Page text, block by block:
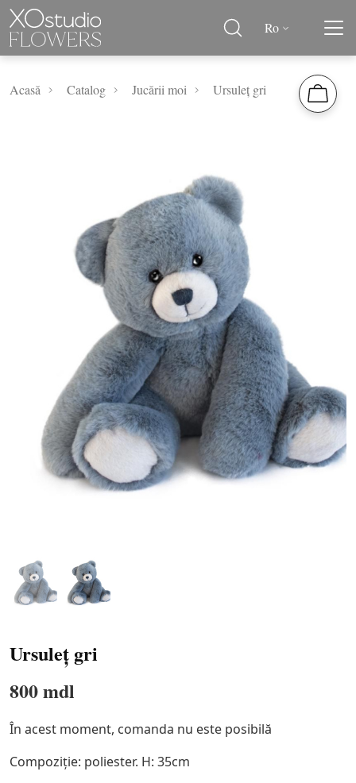
Ro
Acasă Catalog Jucării moi Ursuleț gri
Ursuleț gri
800 mdl
În acest moment, comanda nu este posibilă
Compoziție: poliester. H: 35cm